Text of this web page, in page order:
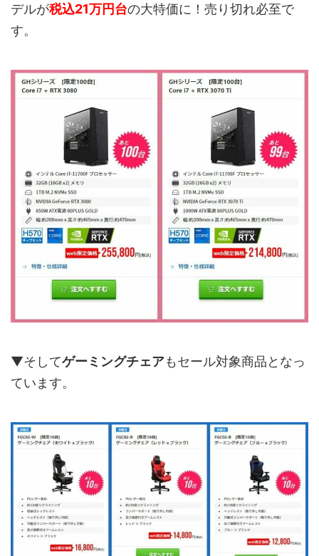
デルが税込21万円台の大特価に！売り切れ必至で
す。
▼そしてゲーミングチェアもセール対象商品となっ
ています。